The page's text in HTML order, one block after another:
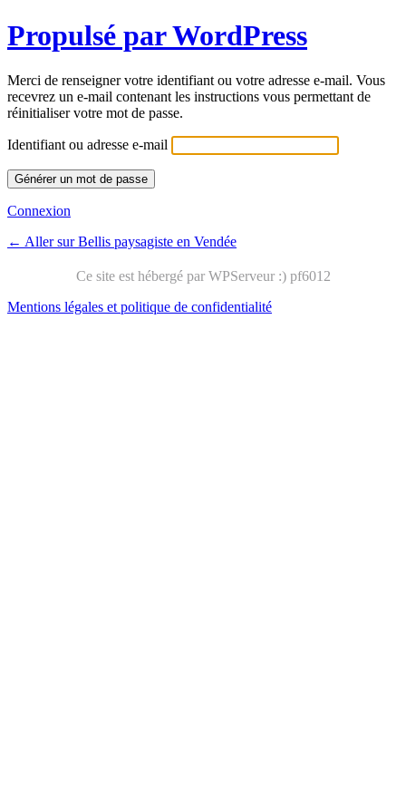
Propulsé par WordPress
Merci de renseigner votre identifiant ou votre adresse e-mail. Vous
recevrez un e-mail contenant les instructions vous permettant de
réinitialiser votre mot de passe.
Identifiant ou adresse e-mail
Connexion
← Aller sur Bellis paysagiste en Vendée
Mentions légales et politique de confidentialité